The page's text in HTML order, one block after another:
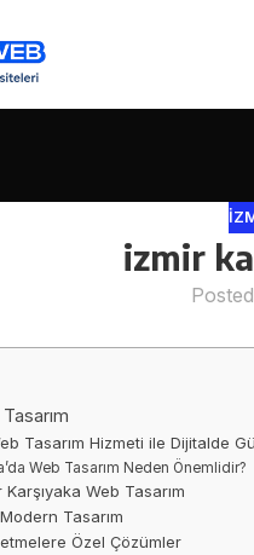
izmir
Tasarım Hizmeti ile Dijitalde
Web Tasarım Neden Önemlidir?
Karşıyaka Web Tasarım
Tasarım
Özel Çözümler